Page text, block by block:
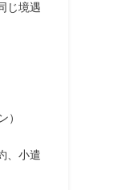
じ境遇
）
、小遣